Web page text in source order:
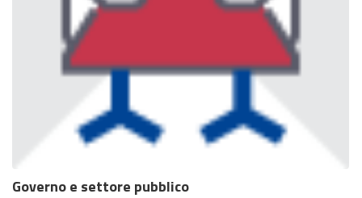
Governo e settore pubblico